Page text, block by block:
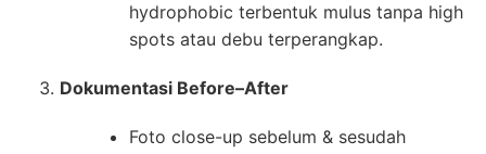
hydrophobic terbentuk mulus tanpa high
spots atau debu terperangkap.
Dokumentasi Before–After
Foto close-up sebelum & sesudah